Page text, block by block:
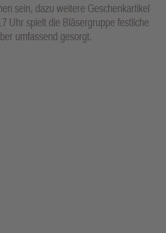
sein, dazu weitere Geschenkartikel
Uhr spielt die Bläsergruppe festliche
umfassend gesorgt.